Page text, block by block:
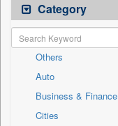
Category
Others
Auto
Business & Finance
Cities